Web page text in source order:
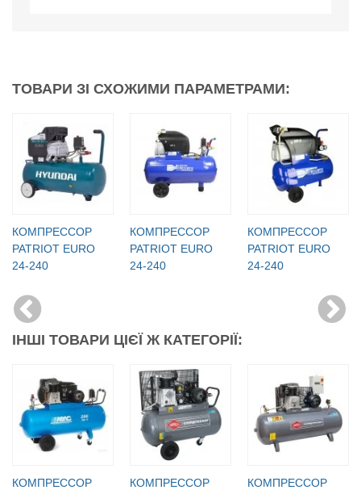
ТОВАРИ ЗІ СХОЖИМИ ПАРАМЕТРАМИ:
КОМПРЕССОР
PATRIOT EURO
24-240
КОМПРЕССОР
PATRIOT EURO
24-240
КОМПРЕССОР
PATRIOT EURO
24-240
ІНШІ ТОВАРИ ЦІЄЇ Ж КАТЕГОРІЇ:
КОМПРЕССОР
КОМПРЕССОР
КОМПРЕССОР